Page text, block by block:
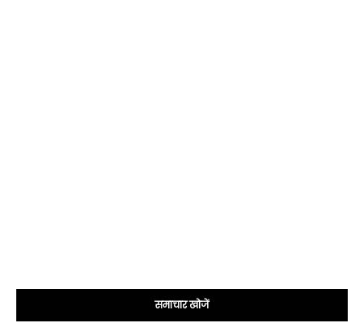
समाचार खोजें